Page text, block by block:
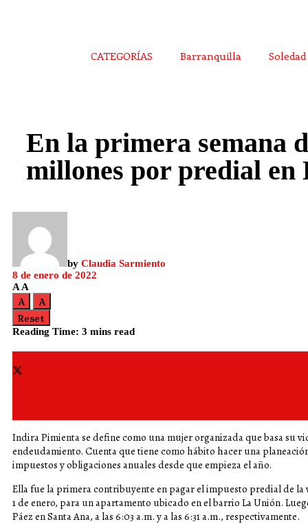
CATEGORÍAS Barranquilla Soledad
En la primera semana
millones por predial
by Claudia Sarmiento
8 de enero de 2022
A A
A
A
Reset
Reading Time: 3 mins read
Indira Pimienta se define como una mujer organizada que basa su
endeudamiento. Cuenta que tiene como hábito hacer una
impuestos y obligaciones anuales desde que empieza el año.
Ella fue la primera contribuyente en pagar el impuesto predial de la
1 de enero, para un apartamento ubicado en el barrio La Unión.
Páez en Santa Ana, a las 6:03 a.m. y a las 6:31 a.m., respectivamente.